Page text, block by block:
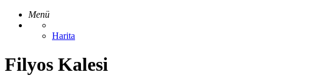
Menü
Harita
Filyos Kalesi